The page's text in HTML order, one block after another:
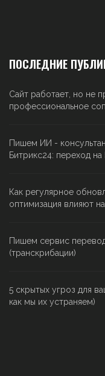
ПОСЛЕДНИЕ
Сайт работает, но не
профессиональное
Пишем ИИ -
Битрикс24: переход на
Как регулярное
оптимизация влияют
Пишем сервис
(транскрибации)
5 скрытых угроз для
как мы их устраняем)